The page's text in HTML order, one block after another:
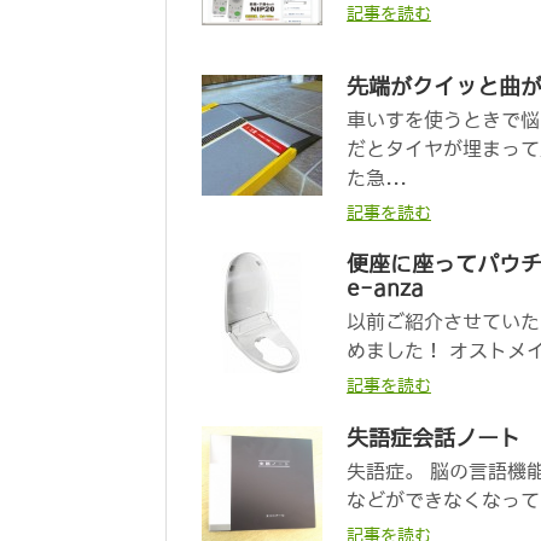
記事を読む
先端がクイッと曲
車いすを使うときで
だとタイヤが埋まっ
た急...
記事を読む
便座に座ってパウ
e-anza
以前ご紹介させてい
めました！ オストメ
記事を読む
失語症会話ノート
失語症。 脳の言語機
などができなくなっ
記事を読む